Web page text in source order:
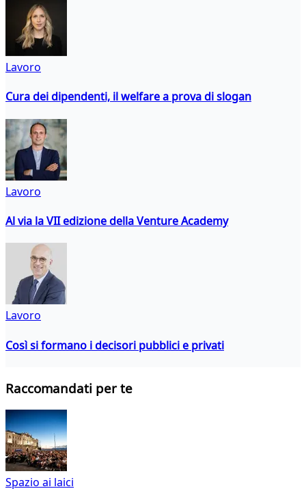
Lavoro
Cura dei dipendenti, il welfare a prova di slogan
Lavoro
Al via la VII edizione della Venture Academy
Lavoro
Così si formano i decisori pubblici e privati
Raccomandati per te
Spazio ai laici